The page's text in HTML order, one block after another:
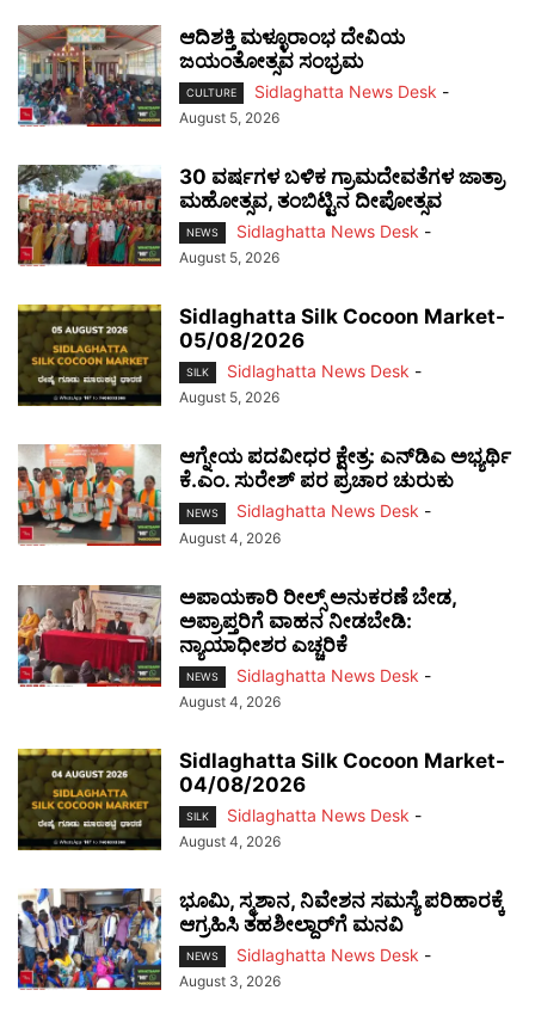
ಆದಿಶಕ್ತಿ ಮಳ್ಳೂರಾಂಭ ದೇವಿಯ
ಜಯಂತೋತ್ಸವ ಸಂಭ್ರಮ
CULTURE Sidlaghatta News Desk -
August 5, 2026
30 ವರ್ಷಗಳ ಬಳಿಕ ಗ್ರಾಮದೇವತೆಗಳ ಜಾತ್ರಾ
ಮಹೋತ್ಸವ, ತಂಬಿಟ್ಟಿನ ದೀಪೋತ್ಸವ
NEWS Sidlaghatta News Desk -
August 5, 2026
Sidlaghatta Silk Cocoon Market-
05/08/2026
SILK Sidlaghatta News Desk -
August 5, 2026
ಆಗ್ನೇಯ ಪದವೀಧರ ಕ್ಷೇತ್ರ: ಎನ್‌ಡಿಎ ಅಭ್ಯರ್ಥಿ
ಕೆ.ಎಂ. ಸುರೇಶ್ ಪರ ಪ್ರಚಾರ ಚುರುಕು
NEWS Sidlaghatta News Desk -
August 4, 2026
ಅಪಾಯಕಾರಿ ರೀಲ್ಸ್ ಅನುಕರಣೆ ಬೇಡ,
ಅಪ್ರಾಪ್ತರಿಗೆ ವಾಹನ ನೀಡಬೇಡಿ:
ನ್ಯಾಯಾಧೀಶರ ಎಚ್ಚರಿಕೆ
NEWS Sidlaghatta News Desk -
August 4, 2026
Sidlaghatta Silk Cocoon Market-
04/08/2026
SILK Sidlaghatta News Desk -
August 4, 2026
ಭೂಮಿ, ಸ್ಮಶಾನ, ನಿವೇಶನ ಸಮಸ್ಯೆ ಪರಿಹಾರಕ್ಕೆ
ಆಗ್ರಹಿಸಿ ತಹಶೀಲ್ದಾರ್‌ಗೆ ಮನವಿ
NEWS Sidlaghatta News Desk -
August 3, 2026